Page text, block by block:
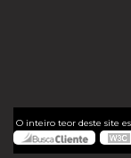
O inteiro teor deste site